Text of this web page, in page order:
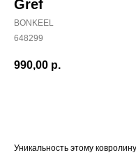
Gref
BONKEEL
648299
990,00 р.
Уникальность этому